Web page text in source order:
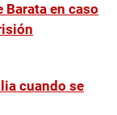
en caso
cuando se